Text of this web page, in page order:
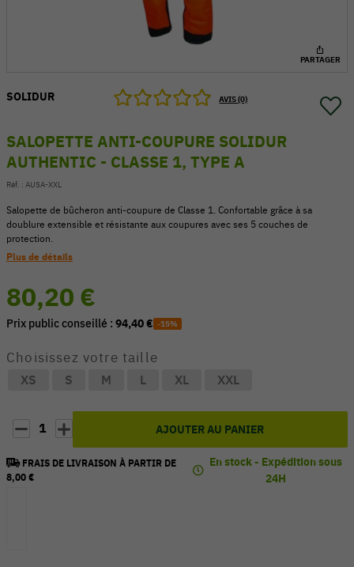
V
PARTAGER
SOLIDUR AVIS (0)
SALOPETTE ANTI-COUPURE SOLIDUR
AUTHENTIC - CLASSE 1, TYPE A
Réf. : AUSA-XXL
Salopette de bûcheron anti-coupure de Classe 1. Confortable grâce à sa
doublure extensible et résistante aux coupures avec ses 5 couches de
protection.
Plus de détails
80,20 €
Prix public conseillé : 94,40 € -15%
Choisissez votre taille
XS S M L XL XXL
1 AJOUTER AU PANIER
FRAIS DE LIVRAISON À PARTIR DE
8,00 €
En stock - Expédition sous
24H